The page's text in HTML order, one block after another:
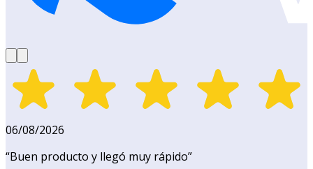
06/08/2026
“Buen producto y llegó muy rápido”